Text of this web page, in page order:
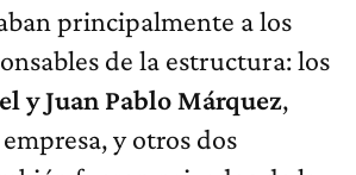
principalmente a los
de la estructura: los
y Juan Pablo Márquez,
y otros dos